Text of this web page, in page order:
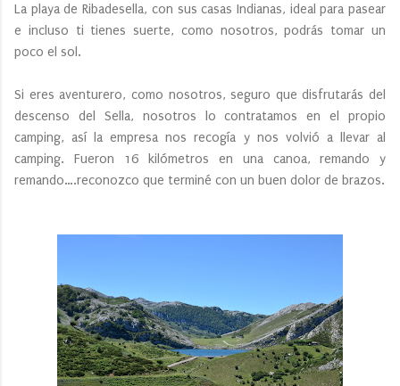
La playa de Ribadesella, con sus casas Indianas, ideal para pasear
e incluso ti tienes suerte, como nosotros, podrás tomar un
poco el sol.
Si eres aventurero, como nosotros, seguro que disfrutarás del
descenso del Sella, nosotros lo contratamos en el propio
camping, así la empresa nos recogía y nos volvió a llevar al
camping. Fueron 16 kilómetros en una canoa, remando y
remando….reconozco que terminé con un buen dolor de brazos.